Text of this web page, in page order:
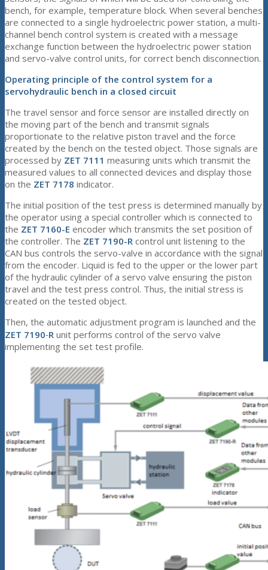
bench, for example, temperature block. When several benches
are connected to a single hydroelectric power station, a multi-
channel bench control system is created with a message
exchange function between the hydroelectric power station
and servo-valve control units, for correct bench disconnection.
Operating principle of the control system for a
servohydraulic bench in a closed circuit
The travel sensor and force sensor are installed directly on
the moving part of the bench and transmit signals
proportionate to the relative piston travel and the force
created by the bench on the tested object. Those signals are
processed by ZET 7111 measuring units which transmit the
measured values to all connected devices and display those
on the ZET 7178 indicator.
The initial position of the test press is determined manually by
the operator using a special controller which is connected to
the ZET 7160-E encoder which transmits the set position of
the controller. The ZET 7190-R control unit listening to the
CAN bus controls the servo-valve in accordance with the signal
from the encoder. Liquid is fed to the upper or the lower part
of the hydraulic cylinder of a servo valve ensuring the piston
travel and the test press control. Thus, the initial stress is
created on the tested object.
Then, the automatic adjustment program is launched and the
ZET 7190‑R unit performs control of the servo valve
implementing the set test profile.